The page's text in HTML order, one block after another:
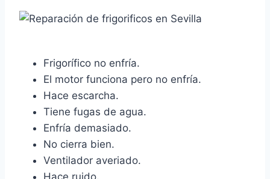
Frigorífico no enfría.
El motor funciona pero no enfría.
Hace escarcha.
Tiene fugas de agua.
Enfría demasiado.
No cierra bien.
Ventilador averiado.